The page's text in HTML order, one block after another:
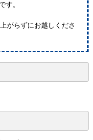
す。
がらずにお越しくださ